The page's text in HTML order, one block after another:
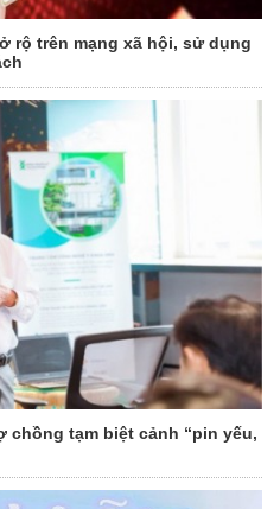
rộ trên mạng xã hội, sử dụng
chồng tạm biệt cảnh “pin yếu,